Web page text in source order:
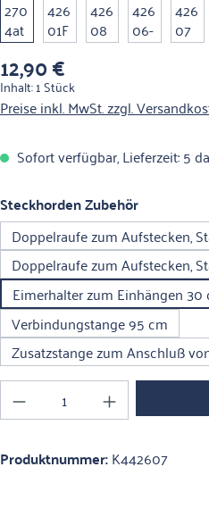
Regulärer Preis:
12,90 €
Inhalt:1 Stück
Preise inkl. MwSt. zzgl.
Sofort verfügbar, Lieferzeit: 5
Steckhorden Zubehörauswählen
Doppelraufe zum Aufstecken,
Doppelraufe zum Aufstecken,
Eimerhalter zum Einhängen 30
Verbindungstange 95 cm
Zusatzstange zum Anschluß
Produkt Anzahl: Gib
Produktnummer:K442607